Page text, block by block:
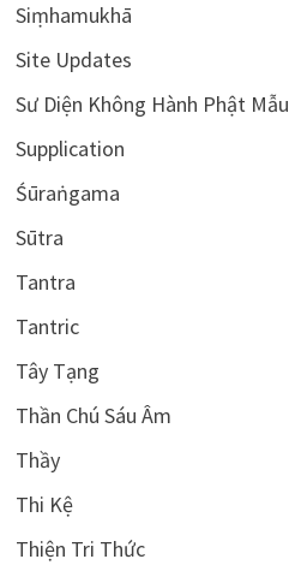
Siṃhamukhā
Site Updates
Sư Diện Không Hành Phật Mẫu
Supplication
Śūraṅgama
Sūtra
Tantra
Tantric
Tây Tạng
Thần Chú Sáu Âm
Thầy
Thi Kệ
Thiện Tri Thức